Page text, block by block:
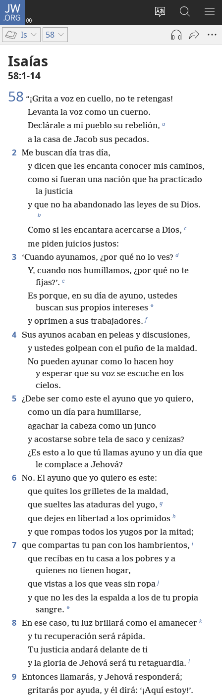
JW.ORG
Cambiar
idioma
del sitio
Iniciar
sesión
en
jw.org
Is 58
Isaías
58:1-14
58 “¡Grita a voz en cuello, no te retengas!
Levanta la voz como un cuerno.
Declárale a mi pueblo su rebelión, a
a la casa de Jacob sus pecados.
2 Me buscan día tras día,
y dicen que les encanta conocer mis caminos,
como si fueran una nación que ha practicado
la justicia
y que no ha abandonado las leyes de su Dios.
b
Como si les encantara acercarse a Dios, c
me piden juicios justos:
3 ‘Cuando ayunamos, ¿por qué no lo ves? d
Y, cuando nos humillamos, ¿por qué no te
fijas?’. e
Es porque, en su día de ayuno, ustedes
buscan sus propios intereses *
y oprimen a sus trabajadores. f
4 Sus ayunos acaban en peleas y discusiones,
y ustedes golpean con el puño de la maldad.
No pueden ayunar como lo hacen hoy
y esperar que su voz se escuche en los
cielos.
5 ¿Debe ser como este el ayuno que yo quiero,
como un día para humillarse,
agachar la cabeza como un junco
y acostarse sobre tela de saco y cenizas?
¿Es esto a lo que tú llamas ayuno y un día que
le complace a Jehová?
6 No. El ayuno que yo quiero es este:
que quites los grilletes de la maldad,
que sueltes las ataduras del yugo, g
que dejes en libertad a los oprimidos h
y que rompas todos los yugos por la mitad;
7 que compartas tu pan con los hambrientos, i
que recibas en tu casa a los pobres y a
quienes no tienen hogar,
que vistas a los que veas sin ropa j
y que no les des la espalda a los de tu propia
sangre. *
8 En ese caso, tu luz brillará como el amanecer k
y tu recuperación será rápida.
Tu justicia andará delante de ti
y la gloria de Jehová será tu retaguardia. l
9 Entonces llamarás, y Jehová responderá;
gritarás por ayuda, y él dirá: ‘¡Aquí estoy!’.